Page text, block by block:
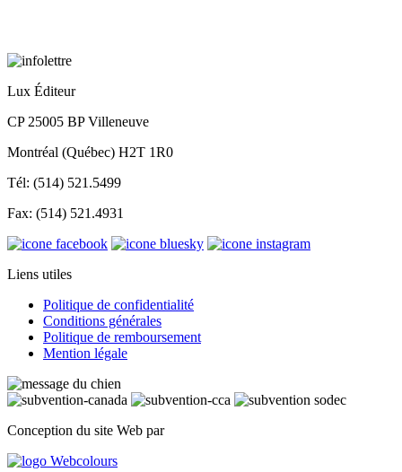
Lux Éditeur
CP 25005 BP Villeneuve
Montréal (Québec) H2T 1R0
Tél: (514) 521.5499
Fax: (514) 521.4931
Liens utiles
Politique de confidentialité
Conditions générales
Politique de remboursement
Mention légale
Conception du site Web par